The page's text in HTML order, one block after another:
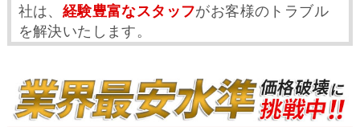
社は、 経験豊富なスタッフがお客様のトラブル
を解決いたします。